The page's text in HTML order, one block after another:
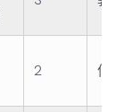
2 何